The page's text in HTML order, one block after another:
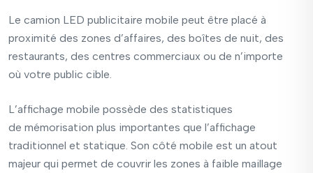
Le camion LED publicitaire mobile peut être placé à
proximité des zones d’affaires, des boîtes de nuit, des
restaurants, des centres commerciaux ou de n’importe
où votre public cible
L’affichage mobile possède des statistiques
de mémorisation plus importantes que l’affichage
traditionnel et statique. Son côté mobile est un atout
majeur qui permet de couvrir les zones à faible maillage